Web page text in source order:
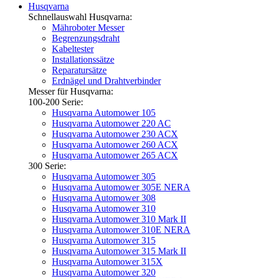
Husqvarna
Schnellauswahl Husqvarna:
Mähroboter Messer
Begrenzungsdraht
Kabeltester
Installationssätze
Reparatursätze
Erdnägel und Drahtverbinder
Messer für Husqvarna:
100-200 Serie:
Husqvarna Automower 105
Husqvarna Automower 220 AC
Husqvarna Automower 230 ACX
Husqvarna Automower 260 ACX
Husqvarna Automower 265 ACX
300 Serie:
Husqvarna Automower 305
Husqvarna Automower 305E NERA
Husqvarna Automower 308
Husqvarna Automower 310
Husqvarna Automower 310 Mark II
Husqvarna Automower 310E NERA
Husqvarna Automower 315
Husqvarna Automower 315 Mark II
Husqvarna Automower 315X
Husqvarna Automower 320